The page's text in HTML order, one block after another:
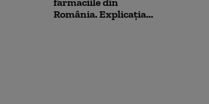
România. Explicația...